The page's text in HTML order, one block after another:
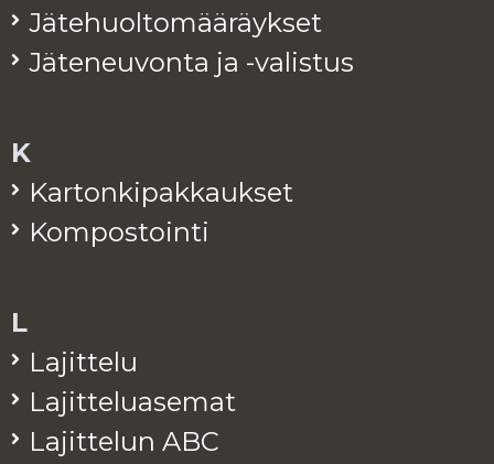
Jä­te­huol­to­mää­räyk­set
Jä­te­neu­von­ta ja -va­lis­tus
K
Kar­ton­ki­pak­kauk­set
Kom­pos­toin­ti
L
La­jit­te­lu
La­jit­te­lua­se­mat
La­jit­te­lun ABC